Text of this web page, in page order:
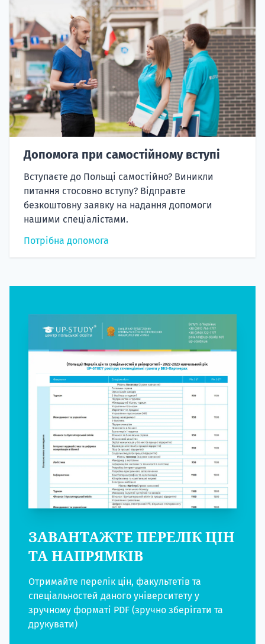
Допомога при самостійному вступі
Вступаєте до Польщі самостійно? Виникли
питання стосовно вступу? Відправте
безкоштовну заявку на надання допомоги
нашими спеціалістами.
Потрібна допомога
ЗАВАНТАЖТЕ ПЕРЕЛІК ЦІН
ТА НАПРЯМКІВ
Отримайте перелік цін, факультетів та
спеціальностей даного університету у
зручному форматі PDF (зручно зберігати та
друкувати)